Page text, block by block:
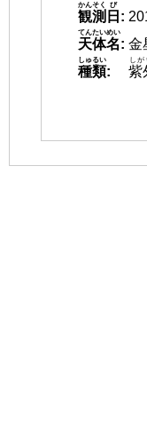
観測
かんそく
日
び
:
天体名
てんたいめい
: 金
種類
しゅるい
: 紫
し